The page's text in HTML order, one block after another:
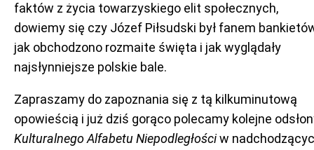
faktów z życia towarzyskiego elit społecznych,
dowiemy się czy Józef Piłsudski był fanem
jak obchodzono rozmaite święta i jak wyglądały
najsłynniejsze polskie bale.
Zapraszamy do zapoznania się z tą kilkuminutową
opowieścią i już dziś gorąco polecamy kolejne
Kulturalnego Alfabetu Niepodległościw